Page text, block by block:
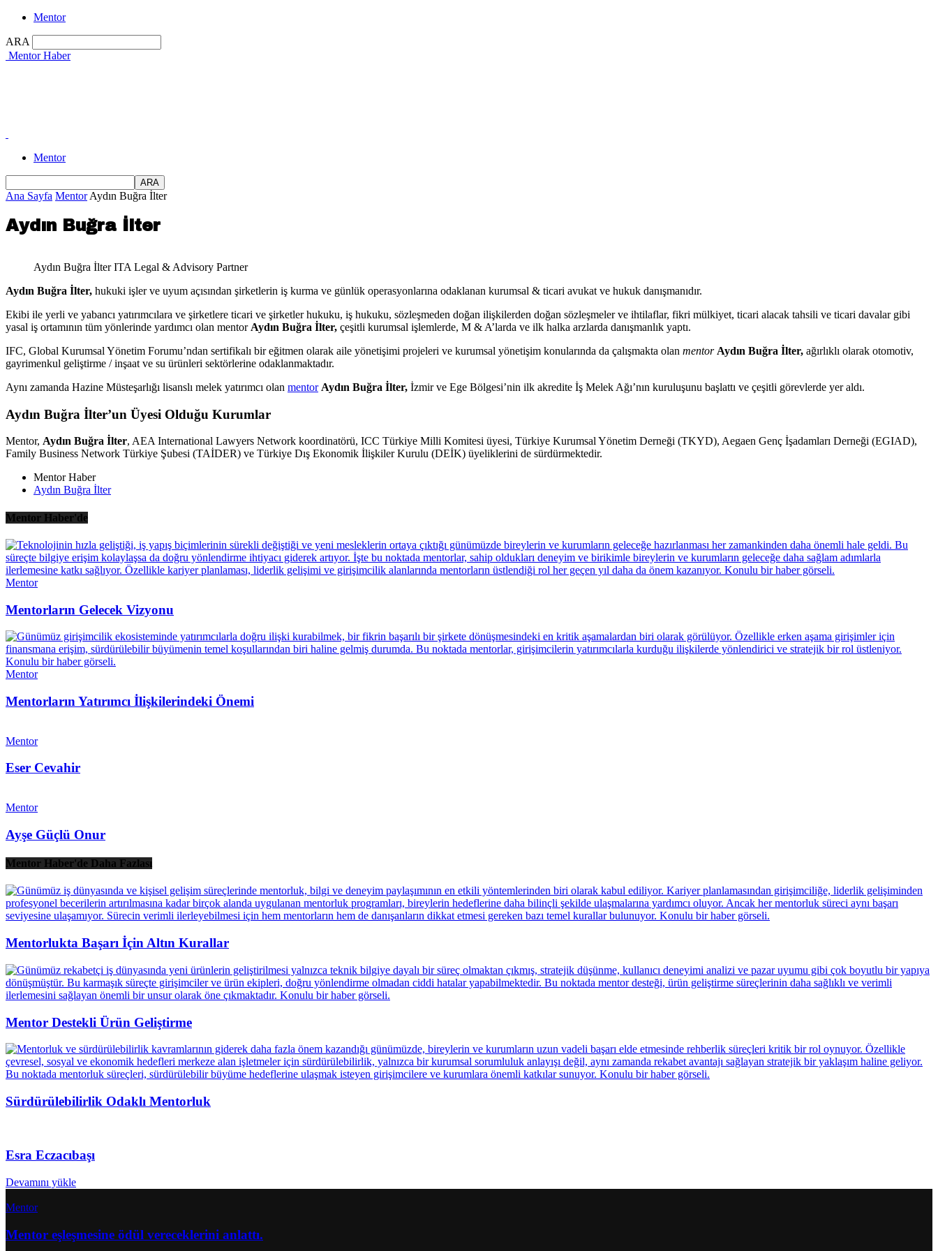
Mentor
ARA
Mentor Haber
Mentor
Ana Sayfa Mentor Aydın Buğra İlter
Aydın Buğra İlter
Aydın Buğra İlter ITA Legal & Advisory Partner
Aydın Buğra İlter, hukuki işler ve uyum açısından şirketlerin iş kurma ve günlük operasyonlarına odaklanan kurumsal & ticari avukat ve hukuk danışmanıdır.
Ekibi ile yerli ve yabancı yatırımcılara ve şirketlere ticari ve şirketler hukuku, iş hukuku, sözleşmeden doğan ilişkilerden doğan sözleşmeler ve ihtilaflar, fikri mülkiyet, ticari alacak tahsili ve ticari davalar gibi
yasal iş ortamının tüm yönlerinde yardımcı olan mentor Aydın Buğra İlter, çeşitli kurumsal işlemlerde, M & A’larda ve ilk halka arzlarda danışmanlık yaptı.
IFC, Global Kurumsal Yönetim Forumu’ndan sertifikalı bir eğitmen olarak aile yönetişimi projeleri ve kurumsal yönetişim konularında da çalışmakta olan mentor Aydın Buğra İlter, ağırlıklı olarak otomotiv,
gayrimenkul geliştirme / inşaat ve su ürünleri sektörlerine odaklanmaktadır.
Aynı zamanda Hazine Müsteşarlığı lisanslı melek yatırımcı olan mentor Aydın Buğra İlter, İzmir ve Ege Bölgesi’nin ilk akredite İş Melek Ağı’nın kuruluşunu başlattı ve çeşitli görevlerde yer aldı.
Aydın Buğra İlter’un Üyesi Olduğu Kurumlar
Mentor, Aydın Buğra İlter, AEA International Lawyers Network koordinatörü, ICC Türkiye Milli Komitesi üyesi, Türkiye Kurumsal Yönetim Derneği (TKYD), Aegaen Genç İşadamları Derneği (EGIAD),
Family Business Network Türkiye Şubesi (TAİDER) ve Türkiye Dış Ekonomik İlişkiler Kurulu (DEİK) üyeliklerini de sürdürmektedir.
Mentor Haber
Aydın Buğra İlter
Mentor Haber'de
Mentor
Mentorların Gelecek Vizyonu
Mentor
Mentorların Yatırımcı İlişkilerindeki Önemi
Mentor
Eser Cevahir
Mentor
Ayşe Güçlü Onur
Mentor Haber'de Daha Fazlası
Mentorlukta Başarı İçin Altın Kurallar
Mentor Destekli Ürün Geliştirme
Sürdürülebilirlik Odaklı Mentorluk
Esra Eczacıbaşı
Devamını yükle
Mentor
Mentor eşleşmesine ödül vereceklerini anlattı.